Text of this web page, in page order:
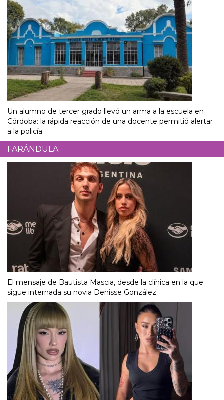
Un alumno de tercer grado llevó un arma a la escuela en
Córdoba: la rápida reacción de una docente permitió alertar
a la policía
FARÁNDULA
El mensaje de Bautista Mascia, desde la clínica en la que
sigue internada su novia Denisse González